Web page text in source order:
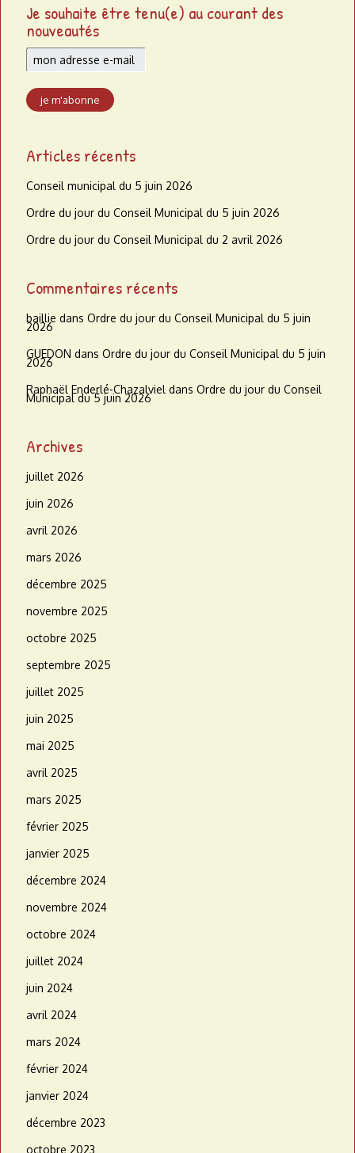
Je souhaite être tenu(e) au courant des
nouveautés
Articles récents
Conseil municipal du 5 juin 2026
Ordre du jour du Conseil Municipal du 5 juin 2026
Ordre du jour du Conseil Municipal du 2 avril 2026
Commentaires récents
baillie dans Ordre du jour du Conseil Municipal du 5 juin
2026
GUEDON dans Ordre du jour du Conseil Municipal du 5 juin
2026
Raphaël Enderlé-Chazalviel dans Ordre du jour du Conseil
Municipal du 5 juin 2026
Archives
juillet 2026
juin 2026
avril 2026
mars 2026
décembre 2025
novembre 2025
octobre 2025
septembre 2025
juillet 2025
juin 2025
mai 2025
avril 2025
mars 2025
février 2025
janvier 2025
décembre 2024
novembre 2024
octobre 2024
juillet 2024
juin 2024
avril 2024
mars 2024
février 2024
janvier 2024
décembre 2023
octobre 2023